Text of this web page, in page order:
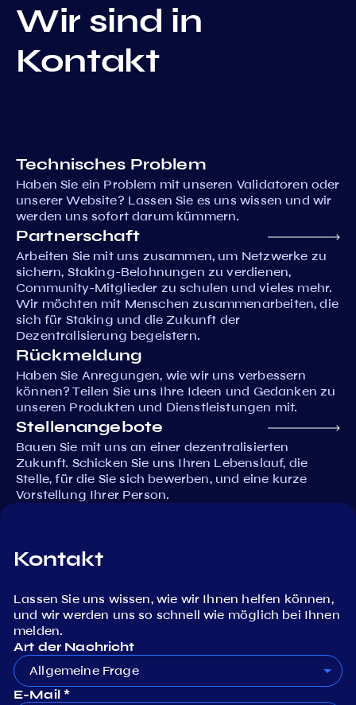
Wir sind in
Kontakt
Technisches Problem
Haben Sie ein Problem mit unseren Validatoren oder
unserer Website? Lassen Sie es uns wissen und wir
werden uns sofort darum kümmern.
Partnerschaft
Arbeiten Sie mit uns zusammen, um Netzwerke zu
sichern, Staking-Belohnungen zu verdienen,
Community-Mitglieder zu schulen und vieles mehr.
Wir möchten mit Menschen zusammenarbeiten, die
sich für Staking und die Zukunft der
Dezentralisierung begeistern.
Rückmeldung
Haben Sie Anregungen, wie wir uns verbessern
können? Teilen Sie uns Ihre Ideen und Gedanken zu
unseren Produkten und Dienstleistungen mit.
Stellenangebote
Bauen Sie mit uns an einer dezentralisierten
Zukunft. Schicken Sie uns Ihren Lebenslauf, die
Stelle, für die Sie sich bewerben, und eine kurze
Vorstellung Ihrer Person.
Kontakt
Lassen Sie uns wissen, wie wir Ihnen helfen können,
und wir werden uns so schnell wie möglich bei Ihnen
melden.
Art der Nachricht
Allgemeine Frage
E-Mail *